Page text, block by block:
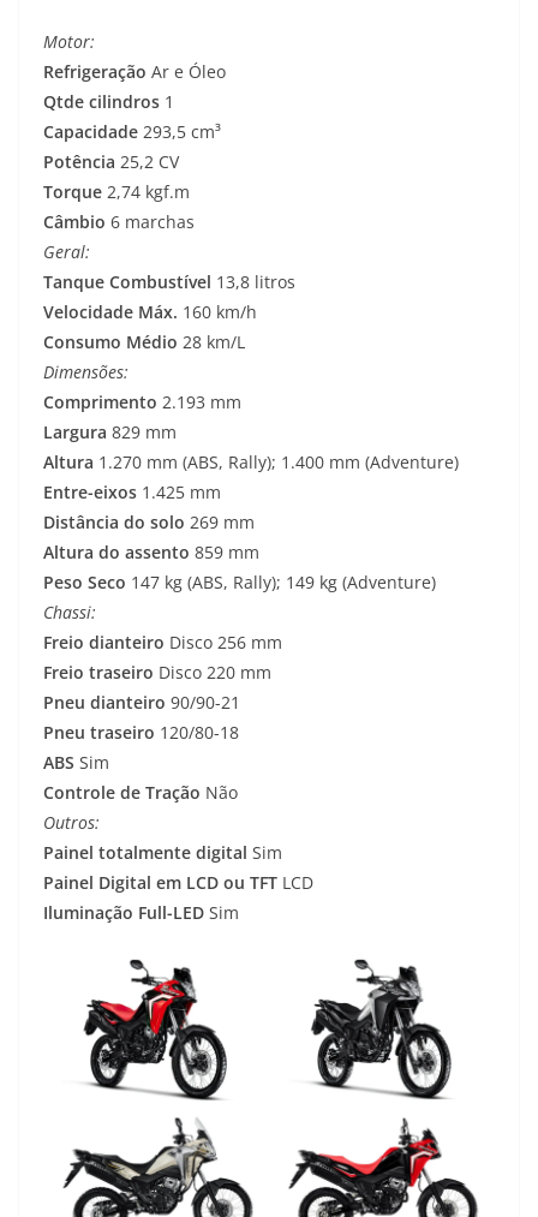
Motor:
Refrigeração Ar e Óleo
Qtde cilindros 1
Capacidade 293,5 cm³
Potência 25,2 CV
Torque 2,74 kgf.m
Câmbio 6 marchas
Geral:
Tanque Combustível 13,8 litros
Velocidade Máx. 160 km/h
Consumo Médio 28 km/L
Dimensões:
Comprimento 2.193 mm
Largura 829 mm
Altura 1.270 mm (ABS, Rally); 1.400 mm (Adventure)
Entre-eixos 1.425 mm
Distância do solo 269 mm
Altura do assento 859 mm
Peso Seco 147 kg (ABS, Rally); 149 kg (Adventure)
Chassi:
Freio dianteiro Disco 256 mm
Freio traseiro Disco 220 mm
Pneu dianteiro 90/90-21
Pneu traseiro 120/80-18
ABS Sim
Controle de Tração Não
Outros:
Painel totalmente digital Sim
Painel Digital em LCD ou TFT LCD
Iluminação Full-LED Sim